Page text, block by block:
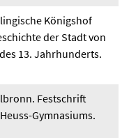
Königshof
der Stadt von
13. Jahrhunderts.
Festschrift
Gymnasiums.